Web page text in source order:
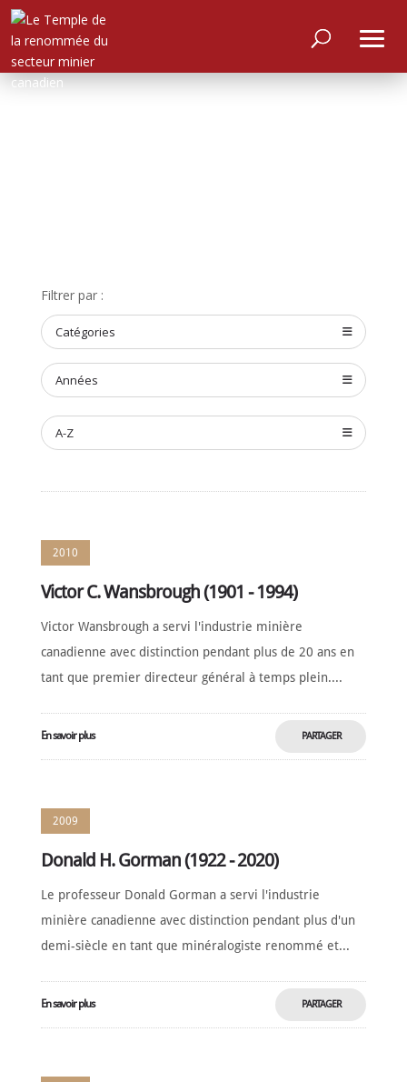
À
PROPOS
RENCONTRER
LES
MEMBRES
NOMINATION
CÉRÉMONIE
ANNUELLE
NOUVELLES
SOUTIEN
Français
Filtrer par :
Catégories
Années
A-Z
2010
Victor C. Wansbrough (1901 - 1994)
Victor Wansbrough a servi l'industrie minière
canadienne avec distinction pendant plus de 20 ans en
tant que premier directeur général à temps plein....
En savoir plus PARTAGER
2009
Donald H. Gorman (1922 - 2020)
Le professeur Donald Gorman a servi l'industrie
minière canadienne avec distinction pendant plus d'un
demi-siècle en tant que minéralogiste renommé et...
En savoir plus PARTAGER